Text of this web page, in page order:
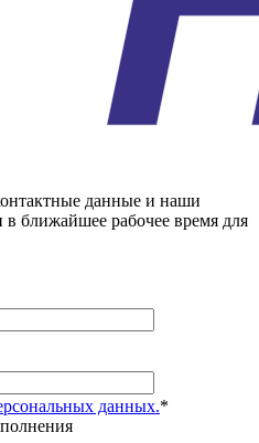
данные и наши
ближайшее рабочее время для
данных.*